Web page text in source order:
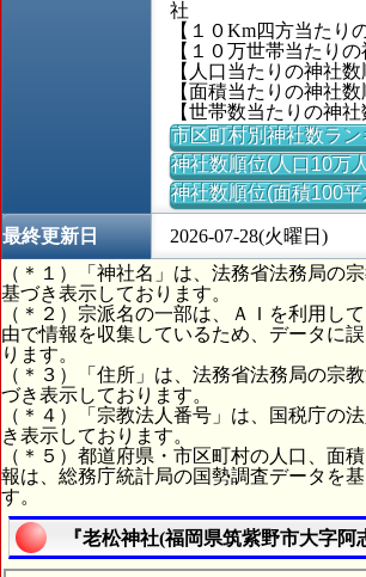
社
【１０Km四方当たり
【１０万世帯当たり
【人口当たりの神社
【面積当たりの神社
【世帯数当たりの神
市区町村別神社数ラ
神社数順位(人口10万
神社数順位(面積100
最終更新日
2026-07-28(火曜日)
（＊１）「神社名」は、法務省法務局の
基づき表示しております。
（＊２）宗派名の一部は、ＡＩを利用し
由で情報を収集しているため、データに
ります。
（＊３）「住所」は、法務省法務局の宗
づき表示しております。
（＊４）「宗教法人番号」は、国税庁の
き表示しております。
（＊５）都道府県・市区町村の人口、面
報は、総務庁統計局の国勢調査データを
す。
『老松神社(福岡県筑紫野市大字